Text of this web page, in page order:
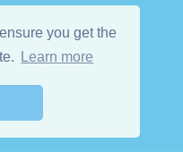
you get the
Learn more